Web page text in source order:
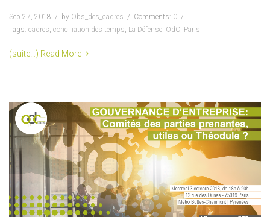
Sep 27, 2018 by Obs_des_cadres
Comments: 0
Tags: cadres conciliation des temps La Défense OdC Paris
(suite…) Read More